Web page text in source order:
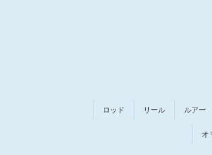
ロッド リール ルアー
オ